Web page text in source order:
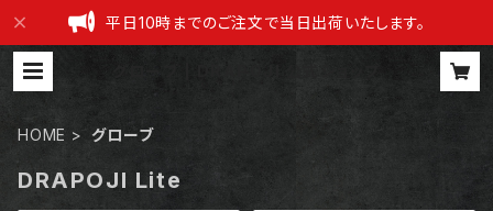
平日10時までのご注文で当日出荷いたします。
HOME グローブ
DRAPOJI Lite